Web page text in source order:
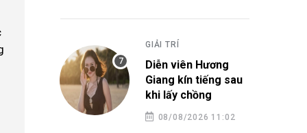
GIẢI TRÍ
Diễn viên Hương
Giang kín tiếng sau
khi lấy chồng
08/08/2026 11:02